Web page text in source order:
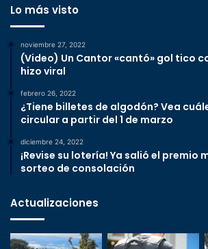
Lo más visto
noviembre 27, 2022
(Video) Un Cantor «cantó» gol tico
hizo viral
febrero 26, 2022
¿Tiene billetes de algodón? Vea
circular a partir del 1 de marzo
diciembre 24, 2022
¡Revise su lotería! Ya salió el premio
sorteo de consolación
Actualizaciones